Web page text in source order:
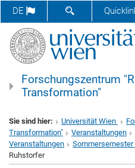
DE SUCHFORMULAR
Forschungszentrum
Transformation"
Sie sind hier: Universität Wien
Transformation"
Veranstaltungen
Veranstaltungen
Sommersemester
Ruhstorfer